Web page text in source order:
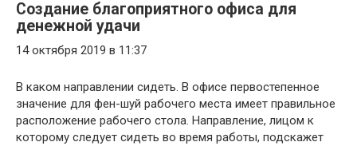
Создание благоприятного офиса для
денежной удачи
14 октября 2019 в 11:37
В каком направлении сидеть. В офисе первостепенное
значение для фен-шуй рабочего места имеет правильное
расположение рабочего стола. Направление, лицом к
которому следует сидеть во время работы, подскажет